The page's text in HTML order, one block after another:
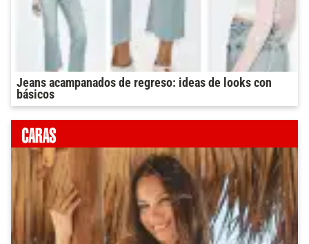
Jeans acampanados de regreso: ideas de looks con
básicos